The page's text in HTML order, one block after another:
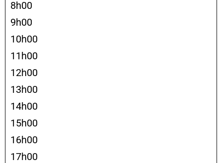
8h00
9h00
10h00
11h00
12h00
13h00
14h00
15h00
16h00
17h00